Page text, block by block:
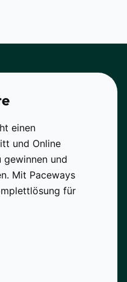
einen
und Online
gewinnen und
Mit Paceways
für